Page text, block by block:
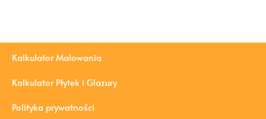
Kalkulator Malowania
Kalkulator Płytek i Glazury
Polityka prywatności